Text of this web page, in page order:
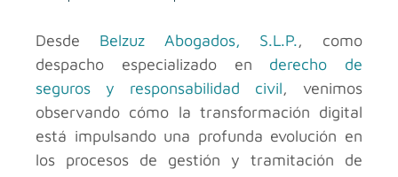
Desde Belzuz Abogados, S.L.P., como
despacho especializado en derecho de
seguros y responsabilidad civil, venimos
observando cómo la transformación digital
está impulsando una profunda evolución en
los procesos de gestión y tramitación de